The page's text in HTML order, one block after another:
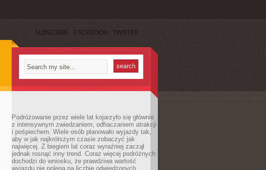
SUBSCRIBE FACEBOOK TWITTER
Podróżowanie przez wiele lat kojarzyło się głównie
z intensywnym zwiedzaniem, odhaczaniem atrakcji
i pośpiechem. Wiele osób planowało wyjazdy tak,
aby w jak najkrótszym czasie zobaczyć jak
najwięcej. Z biegiem lat coraz wyraźniej zaczął
jednak rosnąć inny trend. Coraz więcej podróżnych
dochodzi do wniosku, że prawdziwa wartość
wyjazdu nie polega na liczbie odwiedzonych